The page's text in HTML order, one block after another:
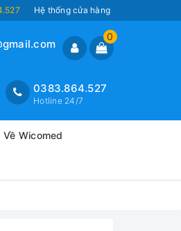
Hệ thống cửa hàng
0
0383.864.527
Hotline 24/7
Về Wicomed